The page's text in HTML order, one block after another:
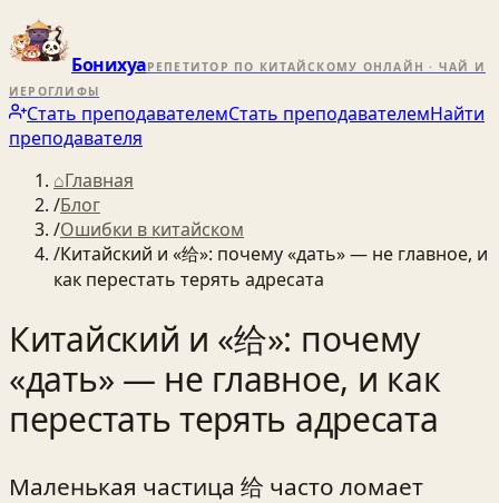
БонихуаРЕПЕТИТОР ПО КИТАЙСКОМУ ОНЛАЙН · ЧАЙ И
ИЕРОГЛИФЫ
Стать преподавателемСтать преподавателемНайти
преподавателя
⌂Главная
/Блог
/Ошибки в китайском
/Китайский и «给»: почему «дать» — не главное, и
как перестать терять адресата
Китайский и «给»: почему
«дать» — не главное, и как
перестать терять адресата
Маленькая частица 给 часто ломает